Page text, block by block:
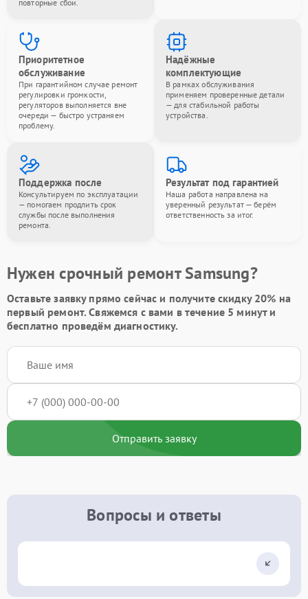
повторные сбои.
Приоритетное
обслуживание
При гарантийном случае ремонт
регулировки громкости,
регуляторов выполняется вне
очереди — быстро устраняем
проблему.
Надёжные
комплектующие
В рамках обслуживания
применяем проверенные детали
— для стабильной работы
устройства.
Поддержка после
Консультируем по эксплуатации
— помогаем продлить срок
службы после выполнения
ремонта.
Результат под гарантией
Наша работа направлена на
уверенный результат — берём
ответственность за итог.
Нужен срочный ремонт Samsung?
Оставьте заявкупрямо сейчас и получите скидку 20% на
первый ремонт. Свяжемся с вами в течение 5 минут и
бесплатно проведём диагностику.
Отправить заявку
Вопросы и ответы